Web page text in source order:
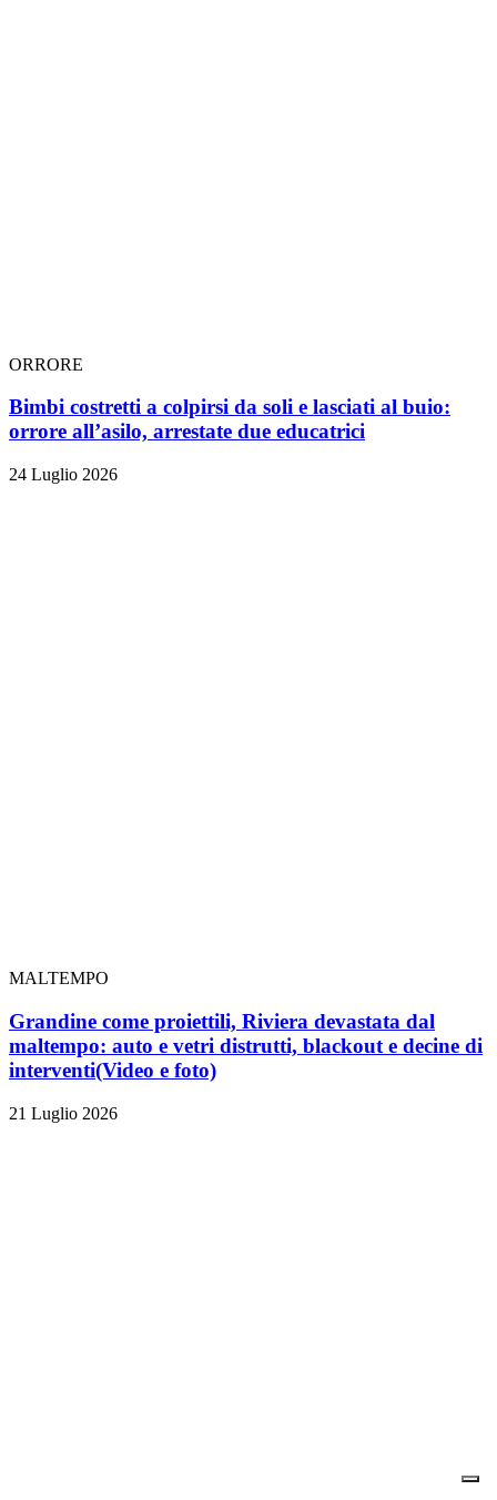
ORRORE
Bimbi costretti a colpirsi da soli e lasciati al buio:
orrore all’asilo, arrestate due educatrici
24 Luglio 2026
MALTEMPO
Grandine come proiettili, Riviera devastata dal
maltempo: auto e vetri distrutti, blackout e decine di
interventi(Video e foto)
21 Luglio 2026